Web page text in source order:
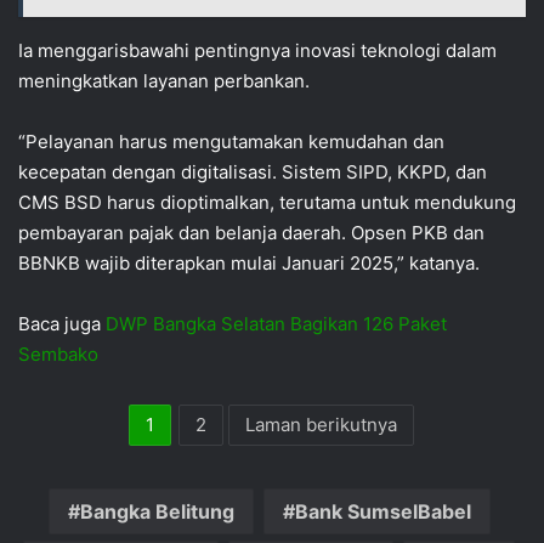
Ia menggarisbawahi pentingnya inovasi teknologi dalam
meningkatkan layanan perbankan.
“Pelayanan harus mengutamakan kemudahan dan
kecepatan dengan digitalisasi. Sistem SIPD, KKPD, dan
CMS BSD harus dioptimalkan, terutama untuk mendukung
pembayaran pajak dan belanja daerah. Opsen PKB dan
BBNKB wajib diterapkan mulai Januari 2025,” katanya.
Baca juga DWP Bangka Selatan Bagikan 126 Paket
Sembako
1 2 Laman berikutnya
Bangka Belitung Bank SumselBabel